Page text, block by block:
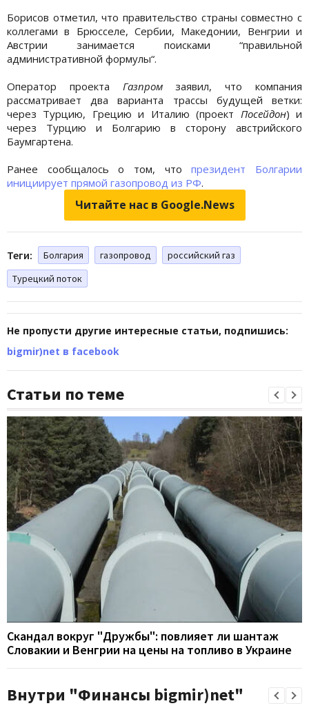
Борисов отметил, что правительство страны совместно с
коллегами в Брюсселе, Сербии, Македонии, Венгрии и
Австрии занимается поисками “правильной
административной формулы“.
Оператор проекта Газпромзаявил, что компания
рассматривает два варианта трассы будущей ветки:
через Турцию, Грецию и Италию (проект Посейдон) и
через Турцию и Болгарию в сторону австрийского
Баумгартена.
Ранее сообщалось о том, чтопрезидент Болгарии
инициирует прямой газопровод из РФ.
Читайте нас в Google.News
Теги: Болгария газопровод
российский газ
Турецкий поток
Не пропусти другие интересные статьи, подпишись:
bigmir)net в facebook
Статьи по теме
Скандал вокруг "Дружбы": повлияет ли шантаж
Словакии и Венгрии на цены на топливо в Украине
Внутри "Финансы bigmir)net"